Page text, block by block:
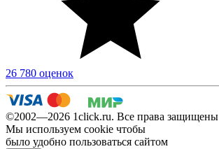
26 780 оценок
©2002—2026 1сlick.ru. Все права защищены
Мы используем cookie чтобы
было удобно пользоваться сайтом